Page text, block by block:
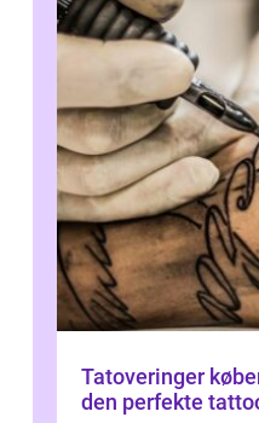
Tatoveringer
den perfekte